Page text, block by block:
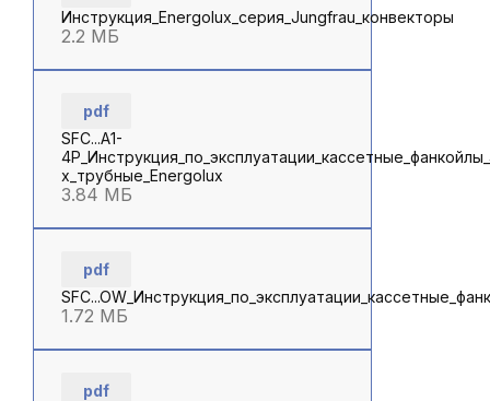
Инструкция_Energolux_серия_Jungfrau_конвекторы
2.2 МБ
pdf
SFC...A1-
х_трубные_Energolux
3.84 МБ
pdf
1.72 МБ
pdf